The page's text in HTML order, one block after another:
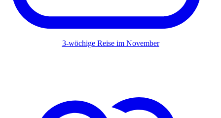
3-wöchige Reise im November